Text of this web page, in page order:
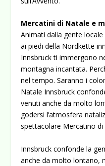
Mercatini di Natale e
Animati dalla gente
ai piedi della Nordkette
Innsbruck ti immergono
montagna incantata.
nel tempo. Saranno i
Natale Innsbruck
venuti anche da molto
godersi l’atmosfera
spettacolare Mercatino di
Innsbruck confonde la
anche da molto lontano,